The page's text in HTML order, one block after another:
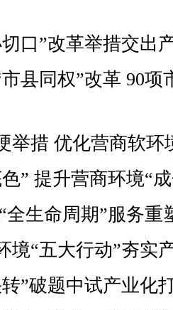
口”改革举措交出
县同权”改革 90
举措 优化营商软环
” 提升营商环境“
生命周期”服务重
境“五大行动”夯实
”破题中试产业化